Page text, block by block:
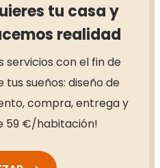
tu casa y
realidad
servicios con el fin de
sueños: diseño de
compra, entrega y
59 €/habitación!